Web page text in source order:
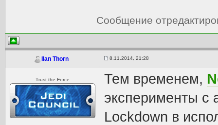
Сообщение
Ilan Thorn 8.11.2014, 21:28
Trust the Force Тем временем,
эксперименты с
Lockdown в